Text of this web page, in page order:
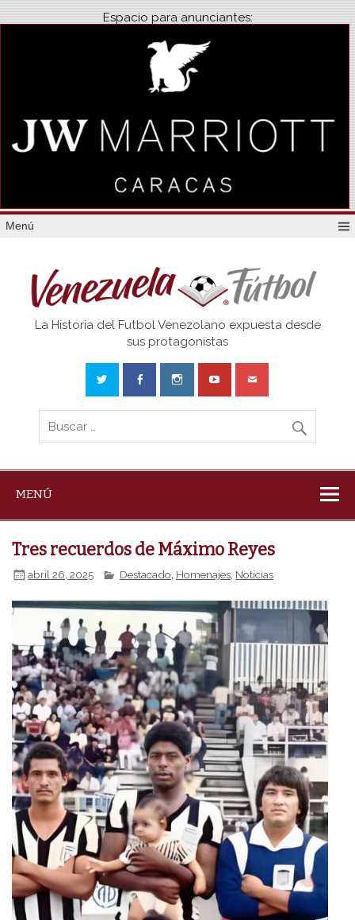
Espacio para anunciantes:
Menú
Venezuela
La Historia del Futbol Venezolano expuesta desde
sus protagonistas
MENÚ
Tres recuerdos de Máximo Reyes
abril 26, 2025 Destacado Homenajes Noticias